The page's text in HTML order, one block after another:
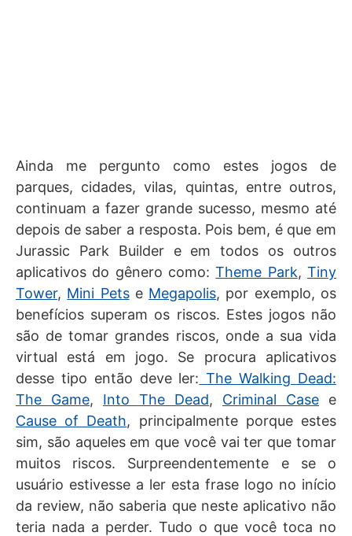
Ainda me pergunto como estes jogos de
parques, cidades, vilas, quintas, entre outros,
continuam a fazer grande sucesso, mesmo até
depois de saber a resposta. Pois bem, é que em
Jurassic Park Builder e em todos os outros
aplicativos do gênero como:Theme Park,Tiny
Tower, Mini Petse Megapolis, por exemplo, os
benefícios superam os riscos. Estes jogos não
são de tomar grandes riscos, onde a sua vida
virtual está em jogo. Se procura aplicativos
desse tipo então deve ler: The Walking Dead:
The Game, Into The Dead, Criminal Case e
Cause of Death, principalmente porque estes
sim, são aqueles em que você vai ter que tomar
muitos riscos. Surpreendentemente e se o
usuário estivesse a ler esta frase logo no início
da review, não saberia que neste aplicativo não
teria nada a perder. Tudo o que você toca no